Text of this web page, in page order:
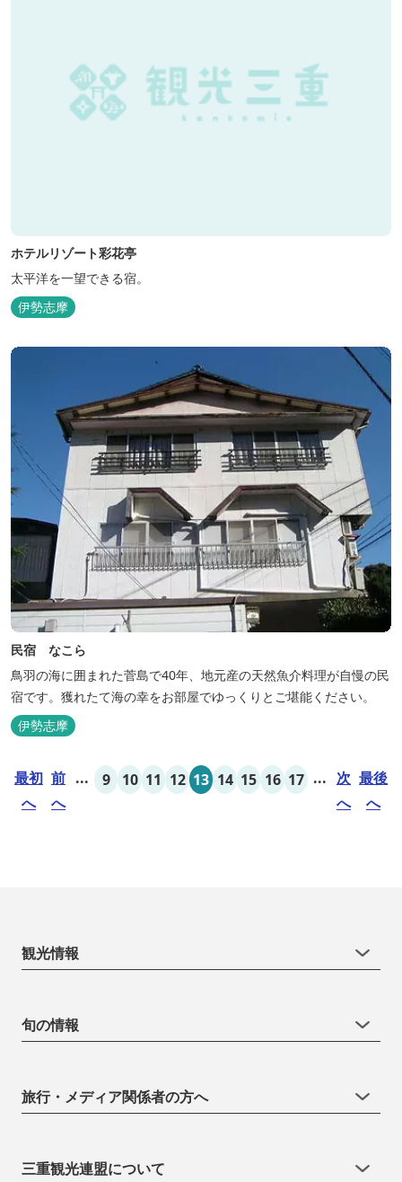
ホテルリゾート彩花亭
太平洋を一望できる宿。
伊勢志摩
民宿 なこら
鳥羽の海に囲まれた菅島で40年、地元産の天然魚介料理が自慢の民
宿です。獲れたて海の幸をお部屋でゆっくりとご堪能ください。
伊勢志摩
最初
へ
前
へ
... 9 10 11 12 13 14 15 16 17 ... 次
へ
最後
へ
観光情報
旬の情報
旅行・メディア関係者の方へ
三重観光連盟について